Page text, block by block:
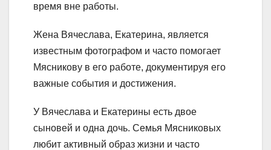
время вне работы.
Жена Вячеслава, Екатерина, является
известным фотографом и часто помогает
Мясникову в его работе, документируя его
важные события и достижения.
У Вячеслава и Екатерины есть двое
сыновей и одна дочь. Семья Мясниковых
любит активный образ жизни и часто